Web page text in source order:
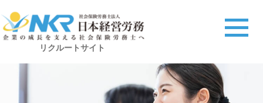
リクルートサイト